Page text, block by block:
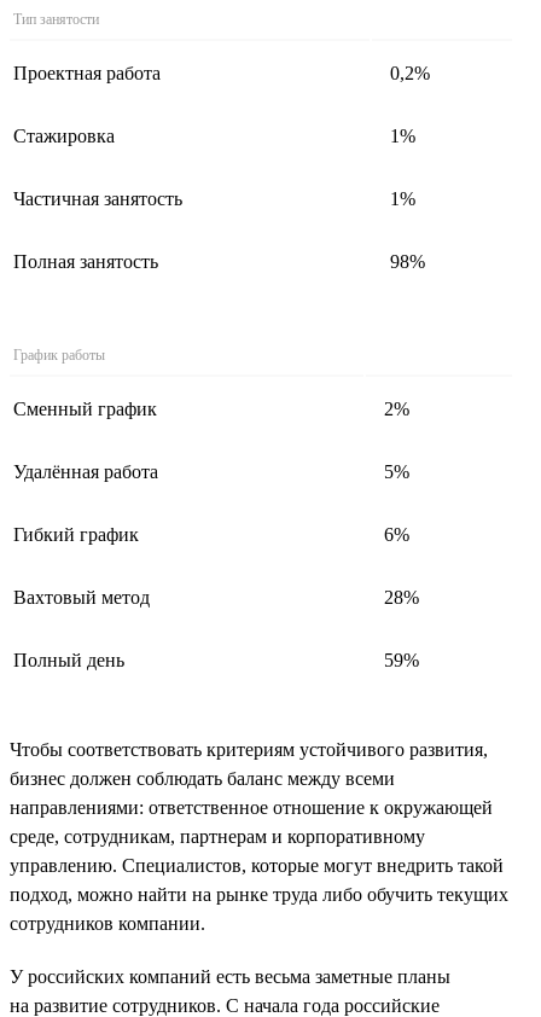
Тип занятости
Проектная работа 0,2%
Стажировка 1%
Частичная занятость 1%
Полная занятость 98%
График работы
Сменный график 2%
Удалённая работа 5%
Гибкий график 6%
Вахтовый метод 28%
Полный день 59%
Чтобы соответствовать критериям устойчивого развития,
бизнес должен соблюдать баланс между всеми
направлениями: ответственное отношение к окружающей
среде, сотрудникам, партнерам и корпоративному
управлению. Специалистов, которые могут внедрить такой
подход, можно найти на рынке труда либо обучить текущих
сотрудников компании.
У российских компаний есть весьма заметные планы
на развитие сотрудников. С начала года российские